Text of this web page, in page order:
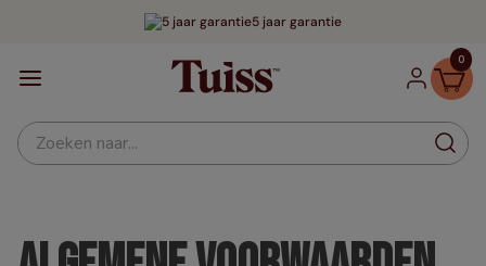
5 jaar garantie
0
Zoeken naar...